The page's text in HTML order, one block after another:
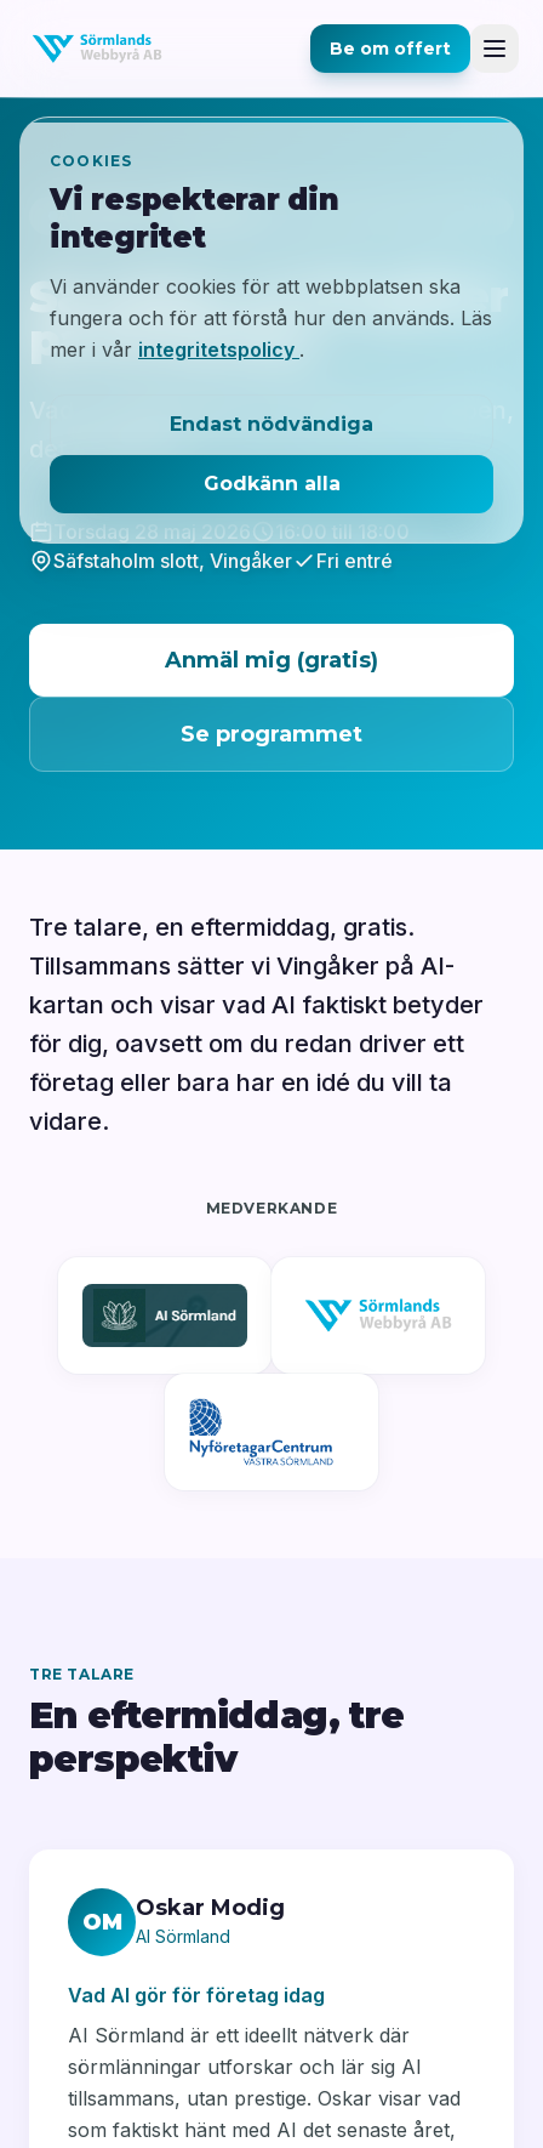
Be om offert
AI-KVÄLL · VINGÅKER
Så sätter vi Vingåker
på AI-kartan
Vad AI faktiskt gör för företag. Inte hypen,
det praktiska.
Torsdag 28 maj 2026
16:00 till 18:00
Säfstaholm slott, Vingåker
Fri entré
Anmäl mig (gratis)
Se programmet
Tre talare, en eftermiddag, gratis.
Tillsammans sätter vi Vingåker på AI-
kartan och visar vad AI faktiskt betyder
för dig, oavsett om du redan driver ett
företag eller bara har en idé du vill ta
vidare.
MEDVERKANDE
TRE TALARE
En eftermiddag, tre
perspektiv
OM
Oskar Modig
AI Sörmland
Vad AI gör för företag idag
AI Sörmland är ett ideellt nätverk där
sörmlänningar utforskar och lär sig AI
tillsammans, utan prestige. Oskar visar vad
som faktiskt hänt med AI det senaste året,
COOKIES
Vi respekterar din
integritet
Vi använder cookies för att webbplatsen ska
fungera och för att förstå hur den används. Läs
mer i vår integritetspolicy .
Endast nödvändiga
Godkänn alla